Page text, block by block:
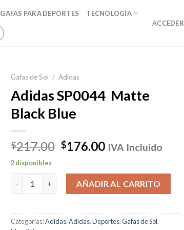
GAFAS PARA DEPORTES TECNOLOGÍA
ACCEDER
Gafas de Sol / Adidas
Adidas SP0044 Matte
Black Blue
$217.00 El
original
era:
$217.00.
$176.00El
actual
es:
$176.00.
IVA Incluido
2 disponibles
Adidas SP0044 Matte Black Blue cantidad
AÑADIR AL CARRITO
Categorías:Adidas,Adidas,Deportes,Gafas de Sol,